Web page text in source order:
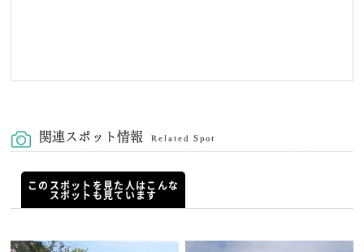
関連スポット情報 Related Spot
このスポットを見た人はこんな
スポットも見ています